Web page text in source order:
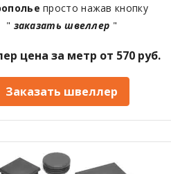
просто нажав кнопку
" заказать швеллер "
цена за метр от 570 руб.
Заказать швеллер